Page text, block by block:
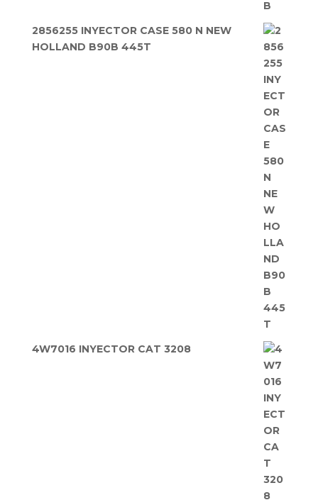
2856255 INYECTOR CASE 580 N NEW
HOLLAND B90B 445T
4W7016 INYECTOR CAT 3208